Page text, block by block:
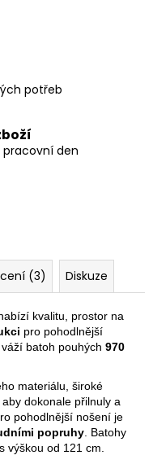
potřeb
pracovní den
(3) Diskuze
kvalitu, prostor na
pro pohodlnější
batoh pouhých 970
materiálu, široké
dokonale přilnuly a
pohodlnější nošení je
popruhy . Batohy
výškou od 121 cm.